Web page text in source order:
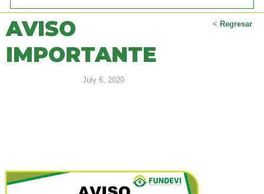
< Regresar
AVISO
IMPORTANTE
July 6, 2020